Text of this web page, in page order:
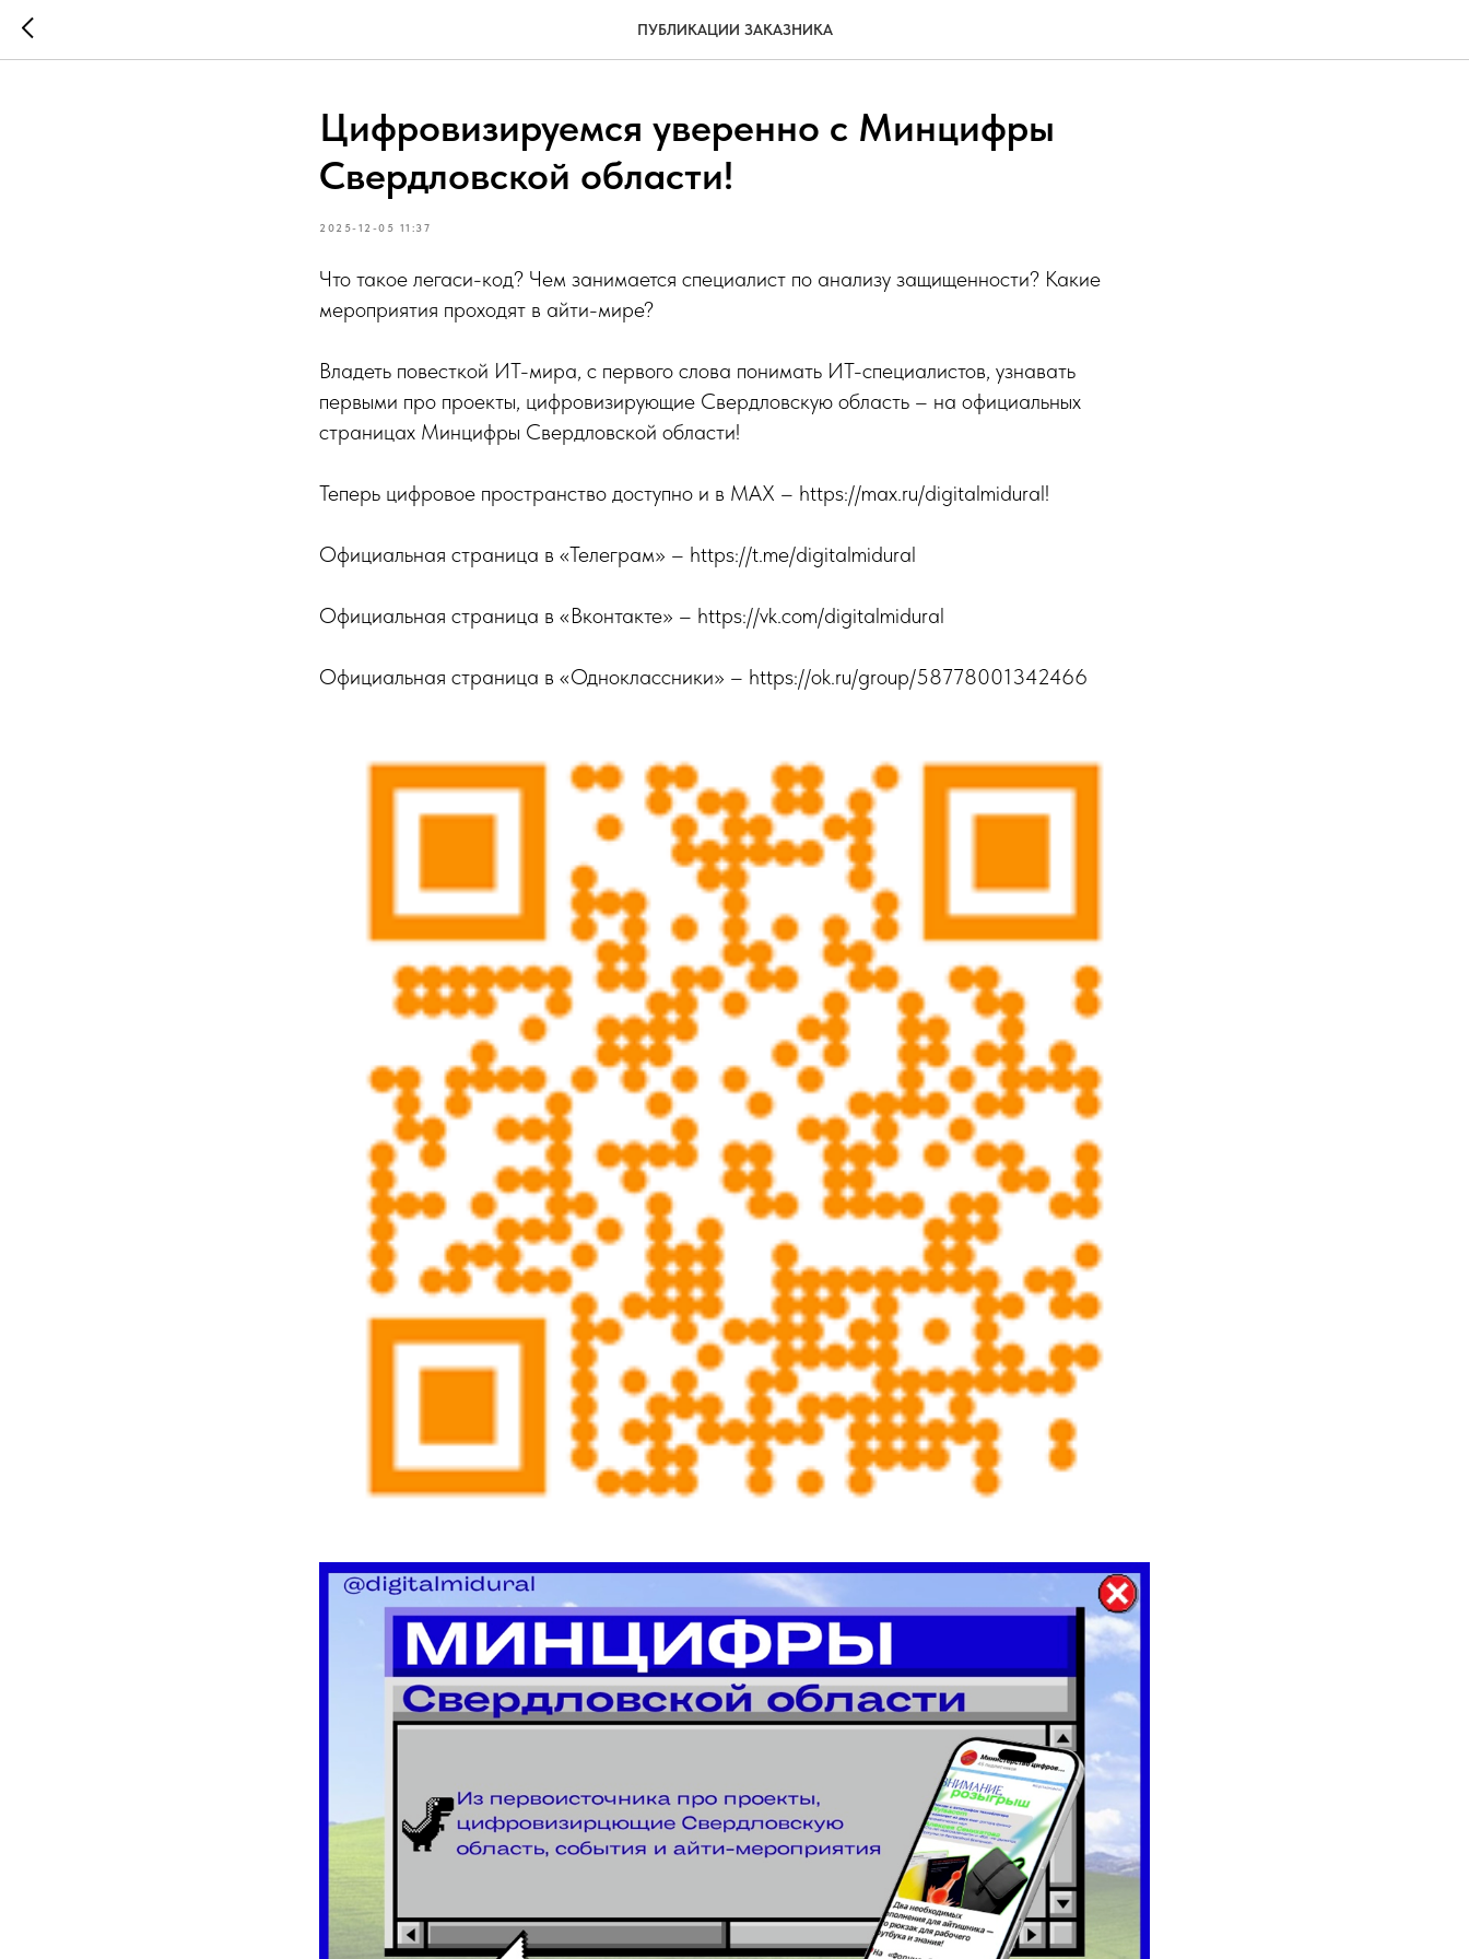
ПУБЛИКАЦИИ ЗАКАЗНИКА
Цифровизируемся уверенно с Минцифры
Свердловской области!
2025-12-05 11:37
Что такое легаси-код? Чем занимается специалист по анализу защищенности? Какие
мероприятия проходят в айти-мире?
Владеть повесткой ИТ-мира, с первого слова понимать ИТ-специалистов, узнавать
первыми про проекты, цифровизирующие Свердловскую область – на официальных
страницах Минцифры Свердловской области!
Теперь цифровое пространство доступно и в MAX – https://max.ru/digitalmidural!
Официальная страница в «Телеграм» – https://t.me/digitalmidural
Официальная страница в «Вконтакте» – https://vk.com/digitalmidural
Официальная страница в «Одноклассники» – https://ok.ru/group/58778001342466